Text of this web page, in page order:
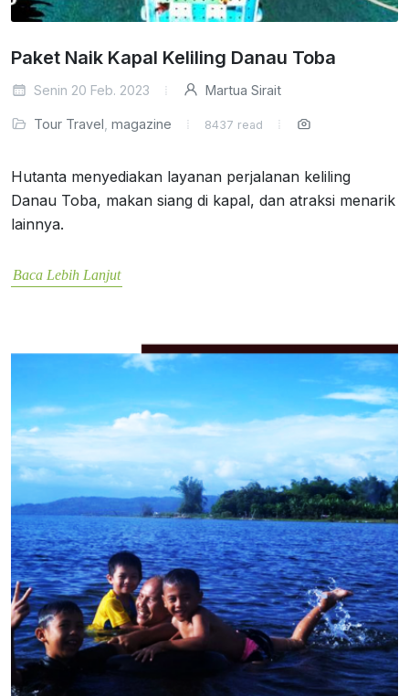
Paket Naik Kapal Keliling Danau Toba
Senin 20 Feb. 2023 Martua Sirait
Tour Travel magazine 8437 read
Hutanta menyediakan layanan perjalanan keliling
Danau Toba, makan siang di kapal, dan atraksi menarik
lainnya.
Baca Lebih Lanjut